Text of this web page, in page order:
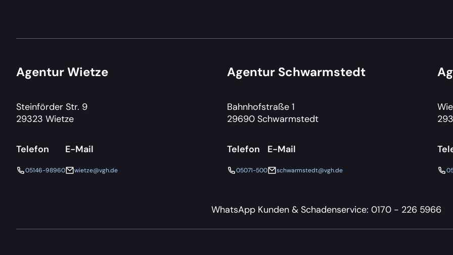
Agentur Wietze
Steinförder Str. 9
29323 Wietze
Telefon
05146-98960
E-Mail
wietze@vgh.de
Agentur Schwarmstedt
Bahnhofstraße 1
29690 Schwarmstedt
Telefon
05071-500
E-Mail
schwarmstedt@vgh.de
WhatsApp Kunden & Schadenservice: 0170 - 226 5966